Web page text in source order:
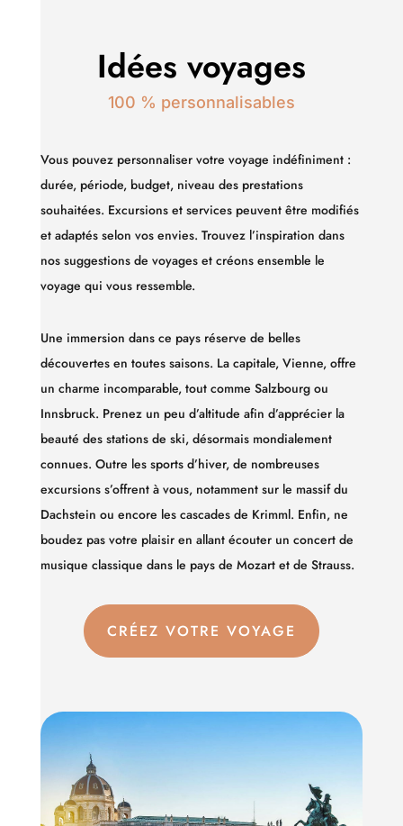
Idées voyages
100 % personnalisables
Vous pouvez personnaliser votre voyage indéfiniment :
durée, période, budget, niveau des prestations
souhaitées. Excursions et services peuvent être modifiés
et adaptés selon vos envies. Trouvez l’inspiration dans
nos suggestions de voyages et créons ensemble le
voyage qui vous ressemble.
Une immersion dans ce pays réserve de belles
découvertes en toutes saisons. La capitale, Vienne, offre
un charme incomparable, tout comme Salzbourg ou
Innsbruck. Prenez un peu d’altitude afin d’apprécier la
beauté des stations de ski, désormais mondialement
connues. Outre les sports d’hiver, de nombreuses
excursions s’offrent à vous, notamment sur le massif du
Dachstein ou encore les cascades de Krimml. Enfin, ne
boudez pas votre plaisir en allant écouter un concert de
musique classique dans le pays de Mozart et de Strauss.
CRÉEZ VOTRE VOYAGE